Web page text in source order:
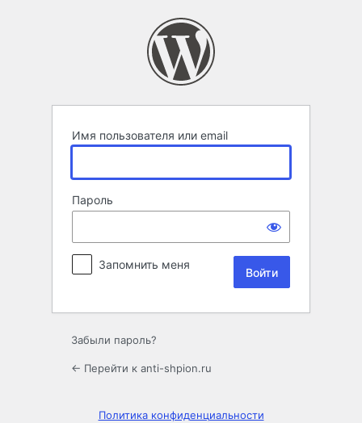
Имя пользователя или email
Пароль
Запомнить меня
Забыли пароль?
← Перейти к anti-shpion.ru
Политика конфиденциальности